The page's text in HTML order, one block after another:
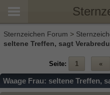
Sternzeichen Forum >
seltene Treffen, sagt
Seite: 1 «
Waage Frau: seltene Treffen,